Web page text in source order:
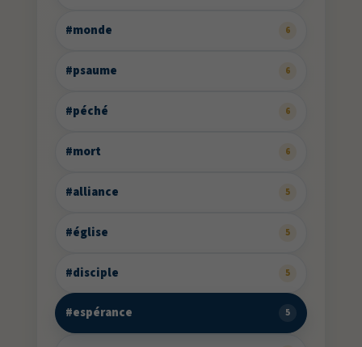
#monde 6
#psaume 6
#péché 6
#mort 6
#alliance 5
#église 5
#disciple 5
#espérance 5